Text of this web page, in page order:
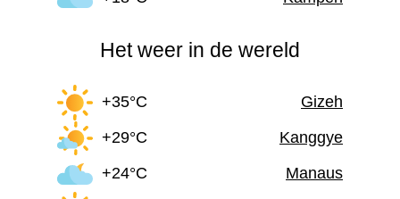
Het weer in de wereld
+35°C
Gizeh
+29°C
Kanggye
+24°C
Manaus